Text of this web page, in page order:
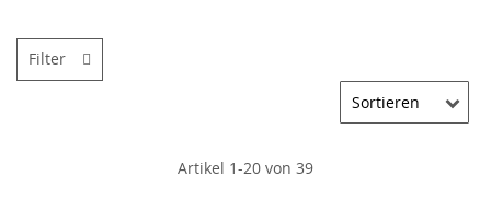
Artikel 1-20 von 39
Filter